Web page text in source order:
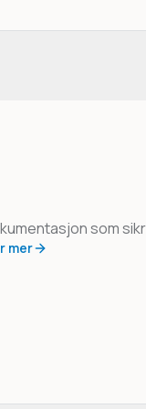
som
mer